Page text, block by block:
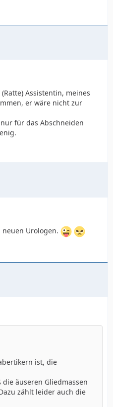
Assistentin, meines
er wäre nicht zur
für das Abschneiden
Urologen.
ist, die
äuseren Gliedmassen
zählt leider auch die